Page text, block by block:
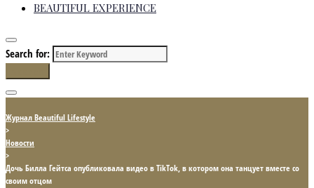
BEAUTIFUL EXPERIENCE
Search for:
Журнал Beautiful Lifestyle
>
Новости
>
Дочь Билла Гейтса опубликовала видео в TikTok, в котором она танцует вместе со
своим отцом